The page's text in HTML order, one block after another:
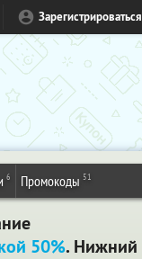
Зарегистрироваться
6 Промокоды 51
50%. Нижний